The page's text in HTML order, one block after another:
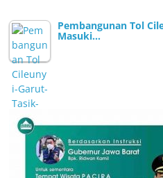
Pembangunan Tol
Masuki…